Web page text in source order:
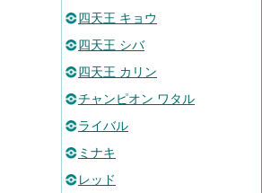
四天王 キョウ
四天王 シバ
四天王 カリン
チャンピオン ワタル
ライバル
ミナキ
レッド